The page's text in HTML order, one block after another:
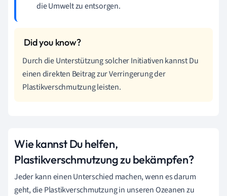
die Umwelt zu entsorgen.
Durch die Unterstützung solcher Initiativen kannst Du
einen direkten Beitrag zur Verringerung der
Plastikverschmutzung leisten.
Wie kannst Du helfen,
Plastikverschmutzung zu bekämpfen?
Jeder kann einen Unterschied machen, wenn es darum
geht, die Plastikverschmutzung in unseren Ozeanen zu